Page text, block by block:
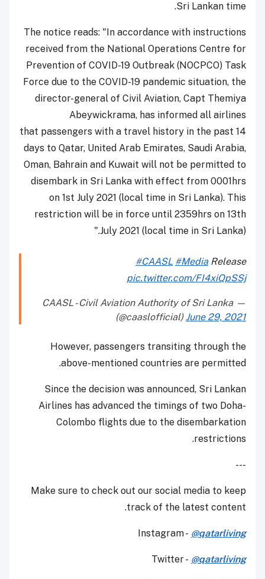
Sri Lankan time.
The notice reads: "In accordance with instructions
received from the National Operations Centre for
Prevention of COVID-19 Outbreak (NOCPCO) Task
Force due to the COVID-19 pandemic situation, the
director-general of Civil Aviation, Capt Themiya
Abeywickrama, has informed all airlines
that passengers with a travel history in the past 14
days to Qatar, United Arab Emirates, Saudi Arabia,
Oman, Bahrain and Kuwait will not be permitted to
disembark in Sri Lanka with effect from 0001hrs
on 1st July 2021 (local time in Sri Lanka). This
restriction will be in force until 2359hrs on 13th
July 2021 (local time in Sri Lanka)."
#CAASL #MediaRelease
pic.twitter.com/FI4xiQpSSj
— CAASL - Civil Aviation Authority of Sri Lanka
(@caaslofficial)June 29, 2021
However, passengers transiting through the
above-mentioned countries are permitted.
Since the decision was announced, Sri Lankan
Airlines has advanced the timings of two Doha-
Colombo flights due to the disembarkation
restrictions.
---
Make sure to check out our social media to keep
track of the latest content.
Instagram - @qatarliving
Twitter - @qatarliving